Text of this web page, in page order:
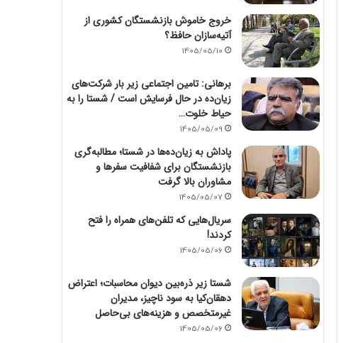
خروج خاموش بازنشستگان کشوری از
آتیه‌سازان حافظ؟
1405/05/10
برهانی: تامین اجتماعی زیر بار شرکت‌های
زیان‌ده در حال فرسایش است / شستا را به
حیاط خلوت…
1405/05/09
پاداش به زیان‌ده‌ها در شستا؛ مطالبه‌گری
بازنشستگان برای شفافیت سفرها و
مشاوران بالا گرفت
1405/05/07
سریال‌هایی که تلفن‌های همراه را فتح
کردند!
1405/05/06
شستا زیر ذره‌بین دیوان محاسبات؛ اعتراض
دهقان‌کیا به سود ناچیز، مدیران
غیرمتخصص و هزینه‌های بی‌حاصل
1405/05/06